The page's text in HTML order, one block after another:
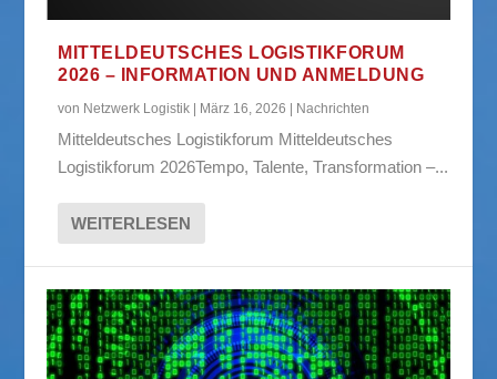
MITTELDEUTSCHES LOGISTIKFORUM
2026 – INFORMATION UND ANMELDUNG
von Netzwerk Logistik März 16, 2026 Nachrichten
Mitteldeutsches Logistikforum Mitteldeutsches
Logistikforum 2026Tempo, Talente, Transformation –...
WEITERLESEN